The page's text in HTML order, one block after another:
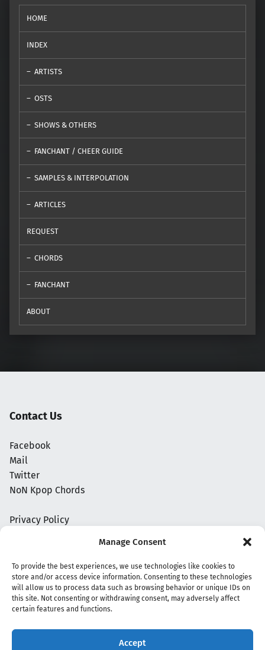
Manage Consent
To provide the best experiences, we use technologies like cookies to
store and/or access device information. Consenting to these technologies
will allow us to process data such as browsing behavior or unique IDs on
this site. Not consenting or withdrawing consent, may adversely affect
certain features and functions.
Accept
HOME
INDEX
ARTISTS
OSTS
SHOWS & OTHERS
FANCHANT / CHEER GUIDE
SAMPLES & INTERPOLATION
ARTICLES
REQUEST
CHORDS
FANCHANT
ABOUT
Contact Us
Facebook
Mail
Twitter
NoN Kpop Chords
Privacy Policy